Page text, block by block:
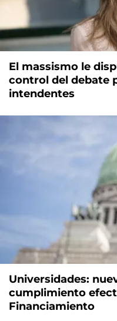
El massismo le
control del debate
intendentes
Universidades:
cumplimiento
Financiamiento